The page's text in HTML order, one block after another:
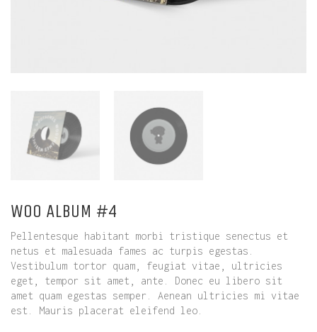
WOO ALBUM #4
Pellentesque habitant morbi tristique senectus et
netus et malesuada fames ac turpis egestas.
Vestibulum tortor quam, feugiat vitae, ultricies
eget, tempor sit amet, ante. Donec eu libero sit
amet quam egestas semper. Aenean ultricies mi vitae
est. Mauris placerat eleifend leo.